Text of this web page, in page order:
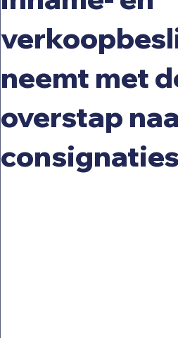
neemt met
overstap